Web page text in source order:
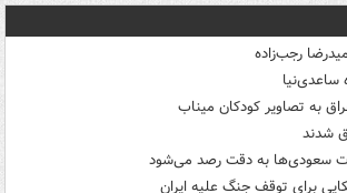
رجب‌زاده
ساعدی‌نیا
به تصاویر کودکان میناب
شدند
سعودی‌ها به دقت رصد می‌شود